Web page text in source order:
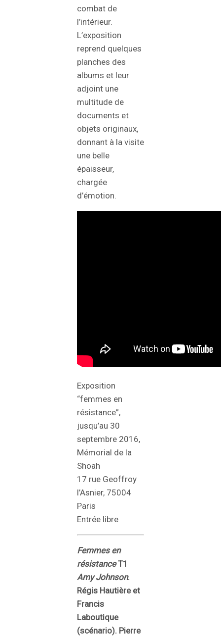
combat de
l’intérieur.
L’exposition
reprend quelques
planches des
albums et leur
adjoint une
multitude de
documents et
objets originaux,
donnant à la visite
une belle
épaisseur,
chargée
d’émotion.
Exposition
“femmes en
résistance”,
jusqu’au 30
septembre 2016,
Mémorial de la
Shoah
17 rue Geoffroy
l’Asnier, 75004
Paris
Entrée libre
Femmes en
résistanceT1
Amy Johnson.
Régis Hautière et
Francis
Laboutique
(scénario). Pierre